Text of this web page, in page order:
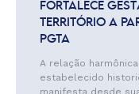
FORTALECE
TERRITÓRIO A
PGTA
A relação
estabelecido
manifesta desde